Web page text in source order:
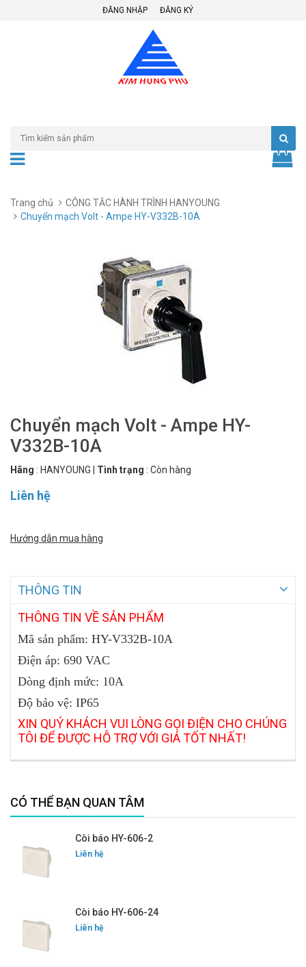
ĐĂNG NHẬP ĐĂNG KÝ
Trang chủ
CÔNG TẮC HÀNH TRÌNH HANYOUNG
Chuyển mạch Volt - Ampe HY-V332B-10A
Chuyển mạch Volt - Ampe HY-
V332B-10A
Hãng : HANYOUNG Tình trạng : Còn hàng
Liên hệ
Hướng dẫn mua hàng
THÔNG TIN
THÔNG TIN VỀ SẢN PHẨM
Mã sản phẩm: HY-V332B-10A
Điện áp: 690 VAC
Dòng định mức: 10A
Độ bảo vệ: IP65
XIN QUÝ KHÁCH VUI LÒNG GỌI ĐIỆN CHO CHÚNG
TÔI ĐỂ ĐƯỢC HỖ TRỢ VỚI GIÁ TỐT NHẤT!
CÓ THỂ BẠN QUAN TÂM
Còi báo HY-606-2
Liên hệ
Còi báo HY-606-24
Liên hệ